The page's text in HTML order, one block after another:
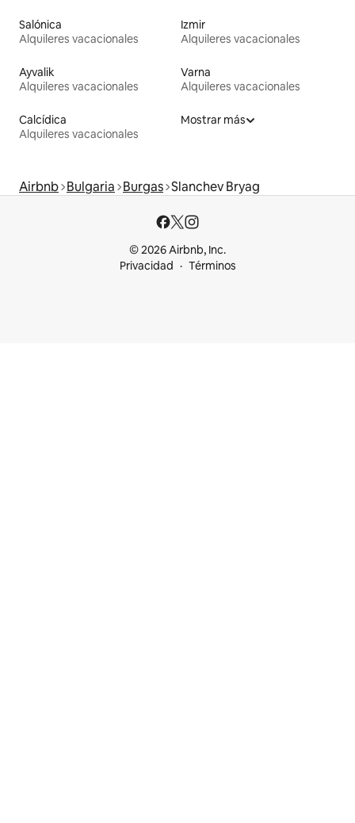
Salónica
Alquileres vacacionales
Izmir
Alquileres vacacionales
Ayvalik
Alquileres vacacionales
Varna
Alquileres vacacionales
Calcídica
Alquileres vacacionales
Mostrar más
Airbnb Bulgaria Burgas Slanchev Bryag
© 2026 Airbnb, Inc.
Privacidad
Términos